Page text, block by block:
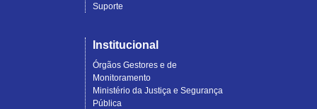
Suporte
Institucional
Órgãos Gestores e de
Monitoramento
Ministério da Justiça e Segurança
Pública